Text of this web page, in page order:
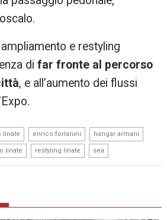
e restyling
difar fronte al percorso
, e all’aumento dei flussi
linate enrico forlanini hangar armani
linate restyling linate sea